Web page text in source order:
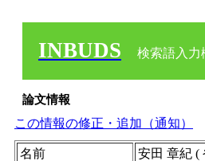
INBUDS 検索語入力
論文情報
この情報の修正・追加（通知）
名前
安田 章紀 (